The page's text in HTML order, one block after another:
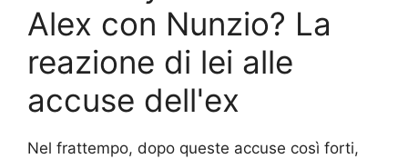
Alex con Nunzio? La
reazione di lei alle
accuse dell'ex
Nel frattempo, dopo queste accuse così forti,